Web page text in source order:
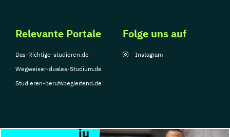
Relevante Portale
Das-Richtige-studieren.de
Wegweiser-duales-Studium.de
Studieren-berufsbegleitend.de
Folge uns auf
Instagram